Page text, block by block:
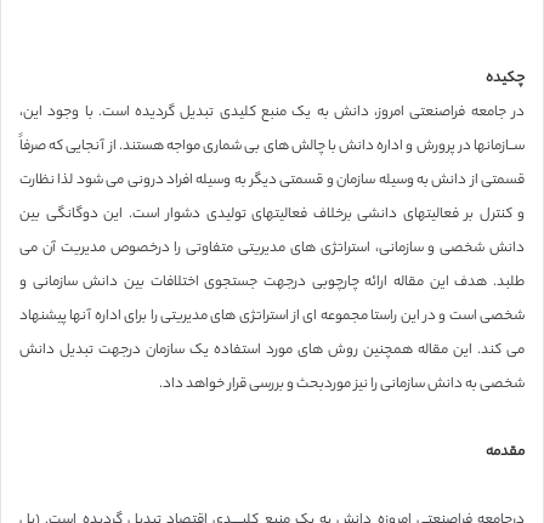
چکیده
در جامعه فراصنعتی امروز، دانش به یک منبع کلیدی تبدیل گردیده است. با وجود این،
ســازمانها در پرورش و اداره دانش با چالش های بی شماری مواجه هستند. از آنجایی که صرفاً
قسمتی از دانش به وسیله سازمان و قسمتی دیگر به وسیله افراد درونی می شود لذا نظارت
و کنترل بر فعالیتهای دانشی برخلاف فعالیتهای تولیدی دشوار است. این دوگانگی بین
دانش شخصی و سازمانی، استراتژی های مدیریتی متفاوتی را درخصوص مدیریت آن می
طلبد. هدف این مقاله ارائه چارچوبی درجهت جستجوی اختلافات بین دانش سازمانی و
شخصی است و در این راستا مجموعه ای از استراتژی های مدیریتی را برای اداره آنها پیشنهاد
می کند. این مقاله همچنین روش های مورد استفاده یک سازمان درجهت تبدیل دانش
شخصی به دانش سازمانی را نیز موردبحث و بررسی قرار خواهد داد.
مقدمه